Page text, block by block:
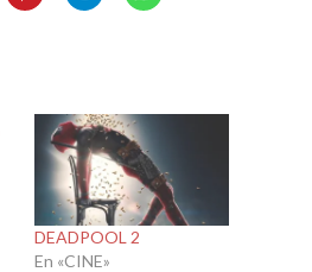
DEADPOOL 2
En «CINE»